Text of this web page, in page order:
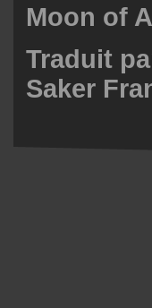
Moon of
Traduit
Saker